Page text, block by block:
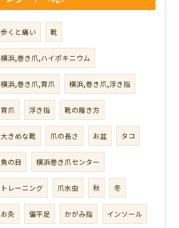
歩くと痛い 靴
横浜,巻き爪,ハイポキニウム
横浜,巻き爪,育爪 横浜,巻き爪,浮き指
育爪 浮き指 靴の履き方
大きめな靴 爪の長さ お盆 タコ
魚の目 横浜巻き爪センター
トレーニング 爪水虫 秋 冬
お灸 偏平足 かがみ指 インソール